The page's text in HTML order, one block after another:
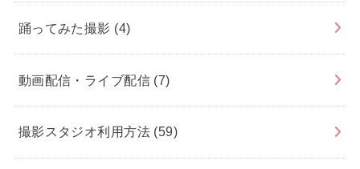
踊ってみた撮影 (4)
動画配信・ライブ配信 (7)
撮影スタジオ利用方法 (59)